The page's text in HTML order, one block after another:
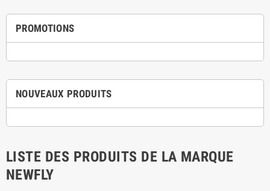
PROMOTIONS
NOUVEAUX PRODUITS
LISTE DES PRODUITS DE LA MARQUE
NEWFLY